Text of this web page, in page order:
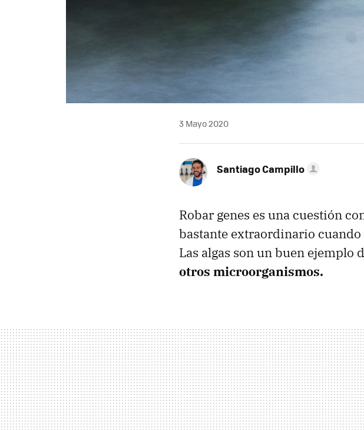
3 Mayo 2020
Santiago Campillo
Robar genes es una cuestión
bastante extraordinario
Las algas son un buen ejemplo
otros microorganismos.